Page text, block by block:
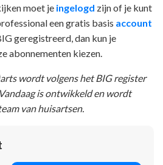
moet je ingelogd zijn of je kunt
een gratis basis account
geregistreerd, dan kun je
abonnementen kiezen.
wordt volgens het BIG register
is ontwikkeld en wordt
van huisartsen.